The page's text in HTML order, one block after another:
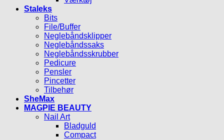
Staleks
Bits
File/Buffer
Neglebåndsklipper
Neglebåndssaks
Neglebåndsskrubber
Pedicure
Pensler
Pincetter
Tilbehør
SheMax
MAGPIE BEAUTY
Nail Art
Bladguld
Compact